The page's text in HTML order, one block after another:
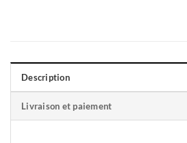
Description
Livraison et paiement